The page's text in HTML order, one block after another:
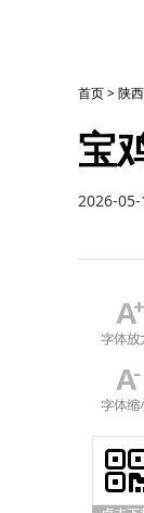
首页>陕
宝
2026-05-